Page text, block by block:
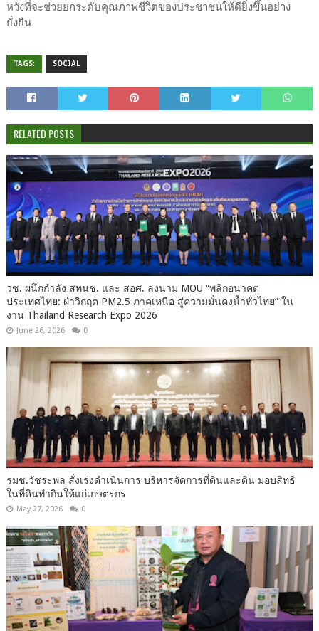
หวังที่จะช่วยยกระดับคุณภาพชีวิตของประชาชนให้ดียิ่งขึ้นอย่าง
ยั่งยืน
TAGS: SOCIAL
RELATED POSTS
วช. ผนึกกำลัง สทนช. และ สอศ. ลงนาม MOU “พลิกอนาคต
ประเทศไทย: ฝ่าวิกฤต PM2.5 ภาคเหนือ สู่ความมั่นคงน้ำทั่วไทย” ใน
งาน Thailand Research Expo 2026
June 26, 2026 0
รมช.วัชระพล สั่งเร่งดำเนินการ บริหารจัดการที่ดินและดิน มอบสิทธิ
ในที่ดินทำกินให้แก่เกษตรกร
May 27, 2026 0